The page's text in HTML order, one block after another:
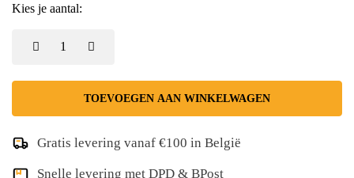
Kies je aantal:
TOEVOEGEN AAN WINKELWAGEN
Gratis levering vanaf €100 in België
Snelle levering met DPD & BPost